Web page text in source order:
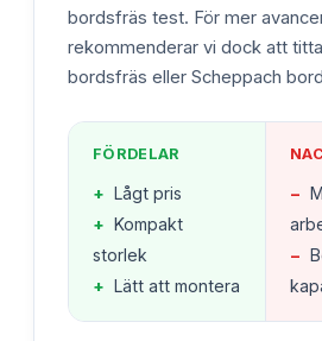
bordsfräs test. För mer
rekommenderar vi dock att
bordsfräs eller Scheppach
FÖRDELAR
+ Lågt pris
+ Kompakt
storlek
+ Lätt att montera
−
−